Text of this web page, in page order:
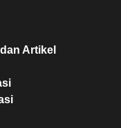
Artikel